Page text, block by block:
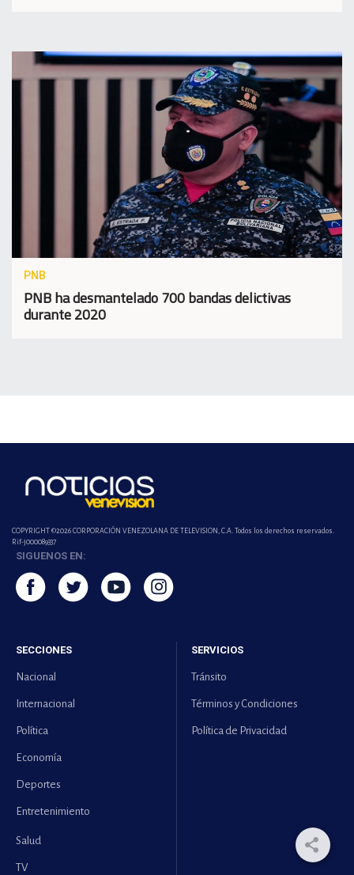
PNB
PNB ha desmantelado 700 bandas delictivas
durante 2020
COPYRIGHT ©2026 CORPORACIÓN VENEZOLANA DE TELEVISION, C.A. Todos los derechos reservados.
Rif-j000089337
SIGUENOS EN:
SECCIONES
Nacional
Internacional
Política
Economía
Deportes
Entretenimiento
Salud
TV
SERVICIOS
Tránsito
Términos y Condiciones
Política de Privacidad